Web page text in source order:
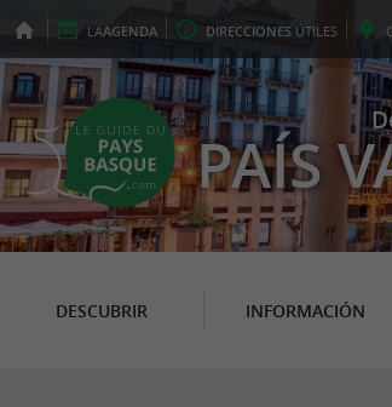
LAAGENDA DIRECCIONES ÚTILES
PAÍS
DESCUBRIR INFORMACIÓN